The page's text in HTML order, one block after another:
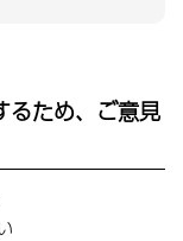
るため、ご意見